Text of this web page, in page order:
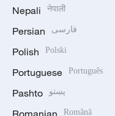
Nepali नेपाली
Persian فارسی
Polish Polski
Portuguese Português
Pashto پښتو
Romanian Română